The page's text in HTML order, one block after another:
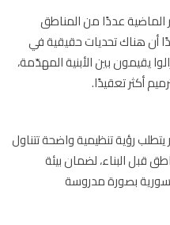
عددًا من المناطق
تحديات حقيقية في
بين الأبنية المهدّمة،
تعقيدًا.
رؤية تنظيمية واضحة تتناول
البناء، لضمان بيئة
بصورة مدروسة